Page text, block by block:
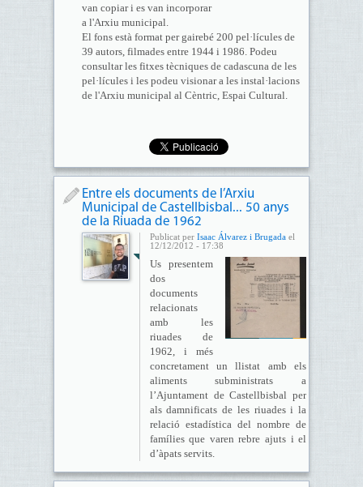
van copiar i es van incorporar
a l'Arxiu municipal.
El fons està format per gairebé 200 pel·lícules de
39 autors, filmades entre 1944 i 1986. Podeu
consultar les fitxes tècniques de cadascuna de les
pel·lícules i les podeu visionar a les instal·lacions
de l'Arxiu municipal al Cèntric, Espai Cultural.
Entre els documents de l’Arxiu
Municipal de Castellbisbal... 50 anys
de la Riuada de 1962
Publicat per Isaac Álvarez i Brugadael
12/12/2012 - 17:38
Us presentem
dos
documents
relacionats
amb les
riuades de
1962, i més
concretament un llistat amb els
aliments subministrats a
l’Ajuntament de Castellbisbal per
als damnificats de les riuades i la
relació estadística del nombre de
famílies que varen rebre ajuts i el
d’àpats servits.